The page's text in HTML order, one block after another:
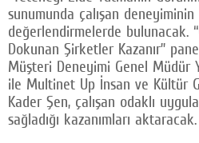
sunumunda çalışan
değerlendirmelerde bulunacak.
Dokunan Şirketler Kazanır”
Müşteri Deneyimi Genel Müdür
ile Multinet Up İnsan ve Kültür
Kader Şen, çalışan odaklı
sağladığı kazanımları aktaracak.